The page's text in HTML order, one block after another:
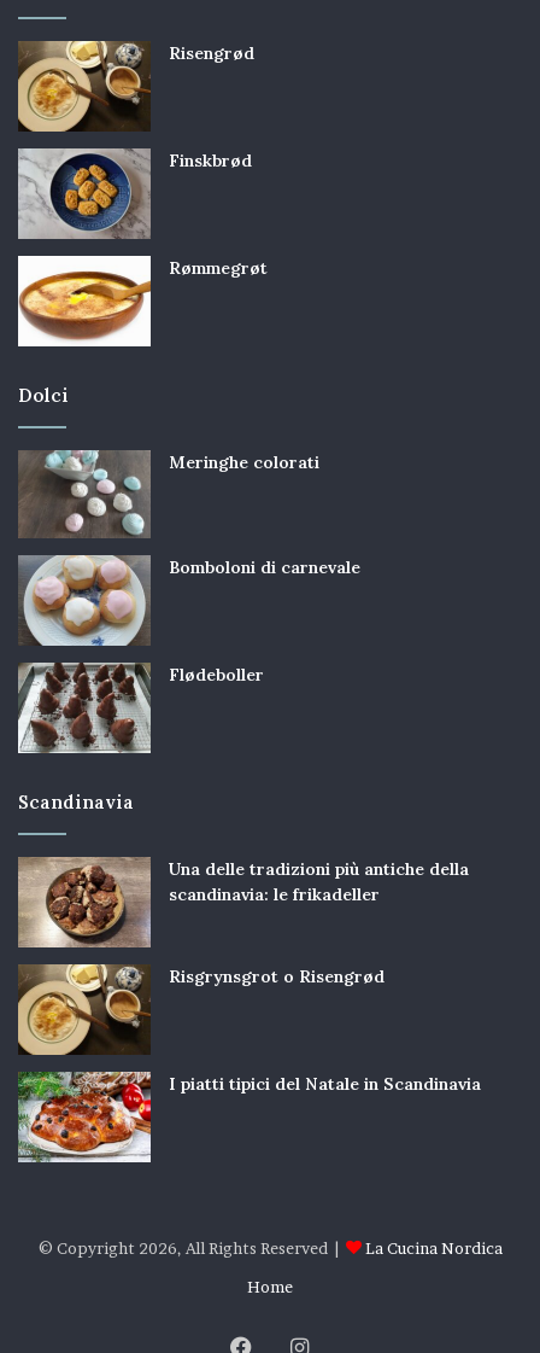
Risengrød
Finskbrød
Rømmegrøt
Dolci
Meringhe colorati
Bomboloni di carnevale
Flødeboller
Scandinavia
Una delle tradizioni più antiche della
scandinavia: le frikadeller
Risgrynsgrot o Risengrød
I piatti tipici del Natale in Scandinavia
© Copyright 2026, All Rights Reserved |
La Cucina Nordica
Home
FacebookInstagram